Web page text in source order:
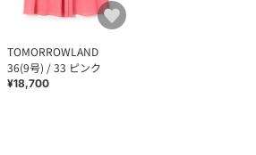
TOMORROWLAND
36(9号) / 33 ピンク
¥18,700